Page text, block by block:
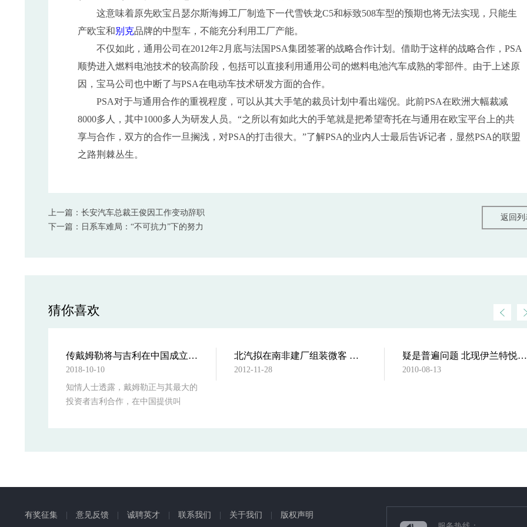
这意味着原先欧宝吕瑟尔斯海姆工厂制造下一代雪铁龙C5和标致508车型的预期也将无法实现，只能生
产欧宝和别克品牌的中型车，不能充分利用工厂产能。
不仅如此，通用公司在2012年2月底与法国PSA集团签署的战略合作计划。借助于这样的战略合作，PSA
顺势进入燃料电池技术的较高阶段，包括可以直接利用通用公司的燃料电池汽车成熟的零部件。由于上述原
因，宝马公司也中断了与PSA在电动车技术研发方面的合作。
PSA对于与通用合作的重视程度，可以从其大手笔的裁员计划中看出端倪。此前PSA在欧洲大幅裁减
8000多人，其中1000多人为研发人员。“之所以有如此大的手笔就是把希望寄托在与通用在欧宝平台上的共
享与合作，双方的合作一旦搁浅，对PSA的打击很大。”了解PSA的业内人士最后告诉记者，显然PSA的联盟
之路荆棘丛生。
返回列
上一篇：长安汽车总裁王俊因工作变动辞职
下一篇：日系车难局：“不可抗力”下的努力
猜你喜欢
传戴姆勒将与吉利在中国成立网约
2018-10-10
知情人士透露，戴姆勒正与其最大的
投资者吉利合作，在中国提供叫
北汽拟在南非建厂组装微客 与丰
2012-11-28
疑是普遍问题 北现伊兰特悦动空
2010-08-13
有奖征集 意见反馈 诚聘英才 联系我们 关于我们
版权声明